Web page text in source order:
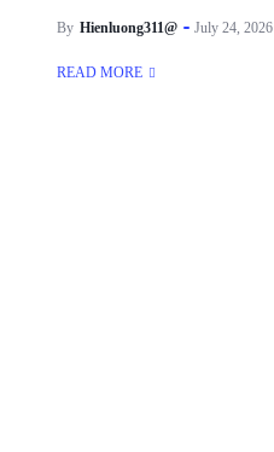
By Hienluong311@ July 24, 2026
READ MORE